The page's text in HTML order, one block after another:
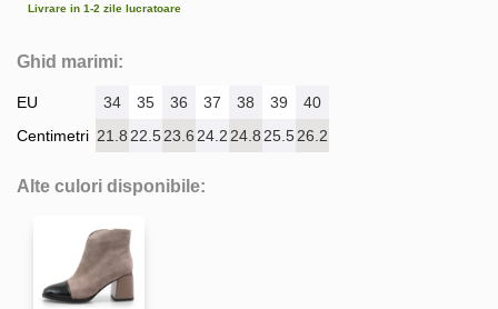
Livrare in 1-2 zile lucratoare
Ghid marimi:
EU
Centimetri
34 35 36 37 38 39
40
21.8 22.523.6 24.2 24.8 25.526.2
Alte culori disponibile: